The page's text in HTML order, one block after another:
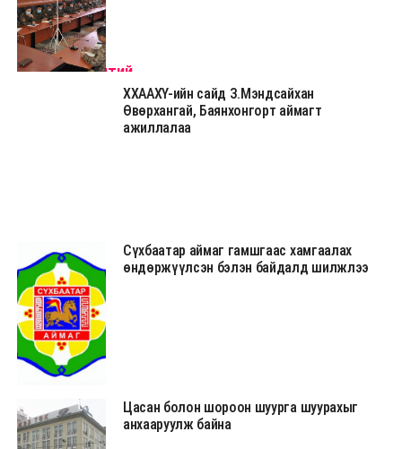
Гэрэл зургийн эх сурвалж: Хэнтий аймгийн Засаг даргын Тамгын газар
Гэрэл зургийн эх сурвалж: Хэнтий аймгийн Засаг даргын Тамгын газар
Гэрэл зургийн эх сурвалж: Хэнтий аймгийн Засаг даргын Тамгын газар
Эх сурвалж:
Хэнтий аймгийн Засаг даргын Тамгын газар
ХХААХҮ-ийн сайд З.Мэндсайхан
Өвөрхангай, Баянхонгорт аймагт
ажиллалаа
Сүхбаатар аймаг гамшгаас хамгаалах
өндөржүүлсэн бэлэн байдалд шилжлээ
Цасан болон шороон шуурга шуурахыг
анхааруулж байна